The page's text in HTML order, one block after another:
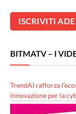
BITMATV – I
TrendAI rafforza
innovazione per la